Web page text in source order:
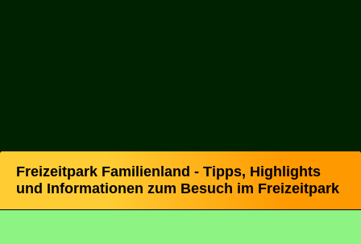
Freizeitpark Familienland - Tipps, Highlights
und Informationen zum Besuch im Freizeitpark